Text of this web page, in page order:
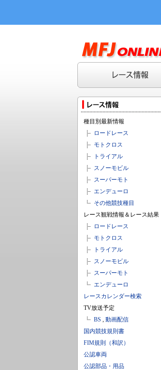
種目別最新情報
ロードレース
モトクロス
トライアル
スノーモビル
スーパーモト
エンデューロ
その他競技種目
レース観戦情報＆レース結果
ロードレース
モトクロス
トライアル
スノーモビル
スーパーモト
エンデューロ
レースカレンダー検索
TV放送予定
BS , 動画配信
国内競技規則書
FIM規則（和訳）
公認車両
公認部品・用品